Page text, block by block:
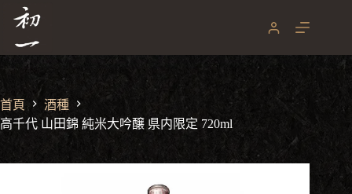
內
容
首頁
酒種
高千代 山田錦 純米大吟醸 県内限定 720ml